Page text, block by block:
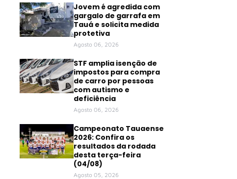
Jovem é agredida com
gargalo de garrafa em
Tauá e solicita medida
protetiva
Agosto 06, 2026
STF amplia isenção de
impostos para compra
de carro por pessoas
com autismo e
deficiência
Agosto 06, 2026
Campeonato Tauaense
2026: Confira os
resultados da rodada
desta terça-feira
(04/08)
Agosto 05, 2026